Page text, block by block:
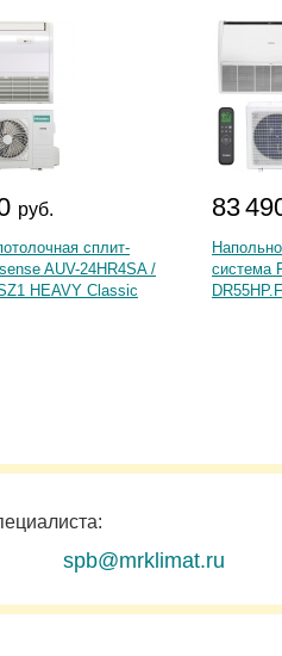
руб.
сплит-
AUV-24HR4SA /
HEAVY Classic
83
система
spb@mrklimat.ru